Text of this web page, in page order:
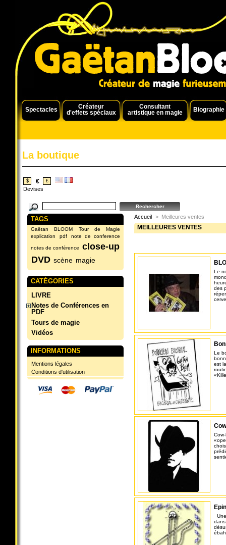
Spectacles
Créateur
d'effets spéciaux
Consultant
artistique en magie
Biographie
La boutique
$ € £
Devises
TAGS
Gaëtan BLOOM
Tour de Magie
explication
pdf note de conference
notes de conférence
close-up
DVD scène magie
CATÉGORIES
LIVRE
Notes de Conférences en
PDF
Tours de magie
Vidéos
INFORMATIONS
Mentions légales
Conditions d'utilisation
Accueil > Meilleures ventes
MEILLEURES VENTES
Le
des
Le
est